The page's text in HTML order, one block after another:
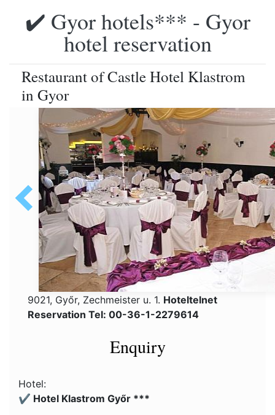
✔️ Gyor hotels*** - Gyor
hotel reservation
Restaurant of Castle Hotel Klastrom
in Gyor
9021, Győr, Zechmeister u. 1. Hoteltelnet
Reservation Tel: 00-36-1-2279614
Enquiry
Hotel:
✔️ Hotel Klastrom Győr ***